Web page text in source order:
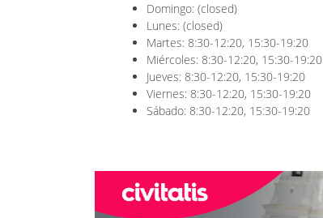
Domingo: (closed)
Lunes: (closed)
Martes: 8:30-12:20, 15:30-19:20
Miércoles: 8:30-12:20, 15:30-19:20
Jueves: 8:30-12:20, 15:30-19:20
Viernes: 8:30-12:20, 15:30-19:20
Sábado: 8:30-12:20, 15:30-19:20